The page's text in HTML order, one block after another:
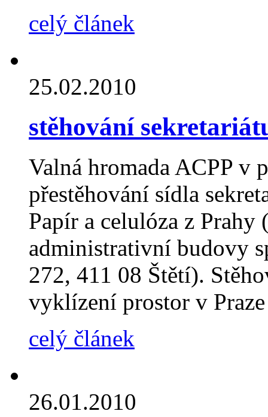
celý článek
25.02.2010
stěhování
Valná hromada ACPP v
přestěhování sídla
Papír a celulóza z Prahy
administrativní budovy
272, 411 08 Štětí).
vyklízení prostor v
celý článek
26.01.2010